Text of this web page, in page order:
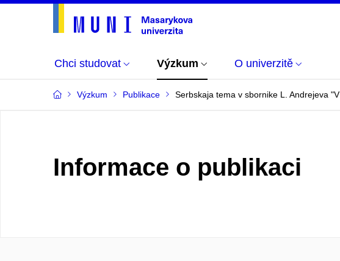
Chci studovat Výzkum O univerzitě
Výzkum Publikace Serbskaja tema v sbornike L. Andrejeva
Informace o publikaci